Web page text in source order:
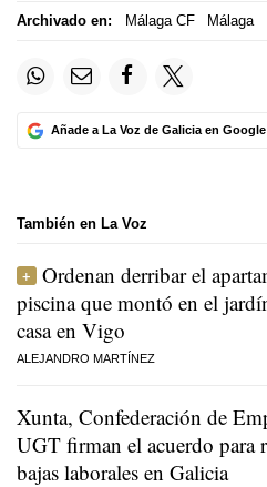
Archivado en: Málaga CF Málaga
Añade a La Voz de Galicia en Google
También en La Voz
Ordenan derribar el
piscina que montó en el
casa en Vigo
ALEJANDRO MARTÍNEZ
Xunta, Confederación de
UGT firman el acuerdo para
bajas laborales en Galicia